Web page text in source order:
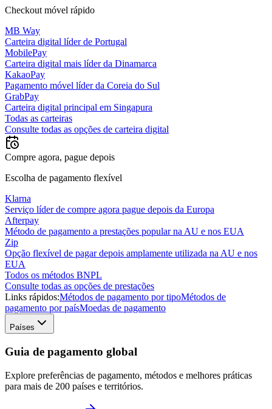
Checkout móvel rápido
MB Way
Carteira digital líder de Portugal
MobilePay
Carteira digital mais líder da Dinamarca
KakaoPay
Pagamento móvel líder da Coreia do Sul
GrabPay
Carteira digital principal em Singapura
Todas as carteiras
Consulte todas as opções de carteira digital
Compre agora, pague depois
Escolha de pagamento flexível
Klarna
Serviço líder de compre agora pague depois da Europa
Afterpay
Método de pagamento a prestações popular na AU e nos EUA
Zip
Opção flexível de pagar depois amplamente utilizada na AU e nos
EUA
Todos os métodos BNPL
Consulte todas as opções de prestações
Links rápidos:Métodos de pagamento por tipoMétodos de
pagamento por paísMoedas de pagamento
Países
Guia de pagamento global
Explore preferências de pagamento, métodos e melhores práticas
para mais de 200 países e territórios.